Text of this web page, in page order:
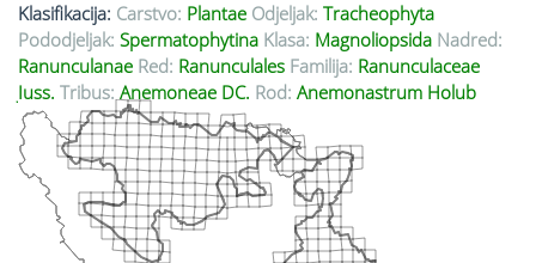
Klasifikacija: Carstvo: Plantae Odjeljak: Tracheophyta
Pododjeljak: Spermatophytina Klasa: Magnoliopsida Nadred:
Ranunculanae Red: Ranunculales Familija: Ranunculaceae
Juss. Tribus: Anemoneae DC. Rod: Anemonastrum Holub